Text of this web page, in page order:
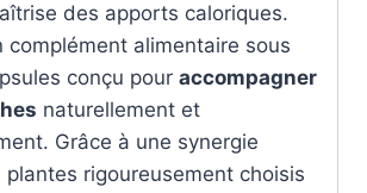
des apports caloriques.
complément alimentaire sous
conçu pour accompagner
naturellement et
Grâce à une synergie
plantes rigoureusement choisis